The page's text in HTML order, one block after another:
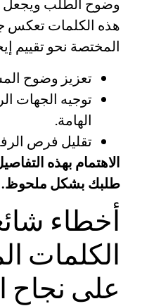
وضوح الطلب ويجعل
هذه الكلمات تعكس
المختصة نحو تقييم
تعزيز وضوح
توجيه الجهات
الهامة.
تقليل فرص
الاهتمام بهذه
طلبك بشكل ملحوظ.
أخطاء
الكلمات
على نجاح